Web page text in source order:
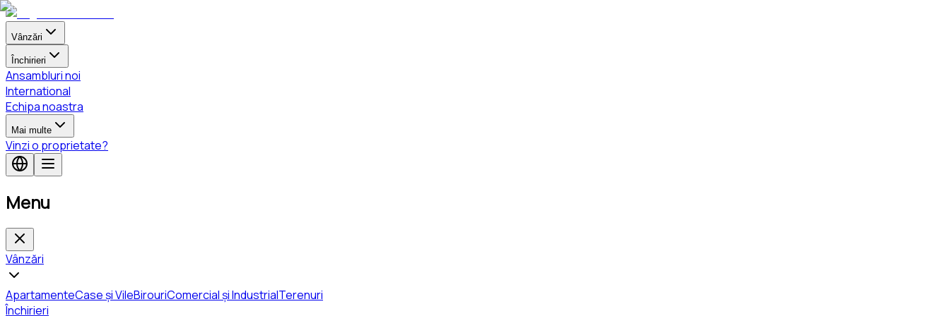
Vânzări
Închirieri
Ansambluri noi
International
Echipa noastra
Mai multe
Vinzi o proprietate?
Menu
Vânzări
ApartamenteCase și VileBirouriComercial și IndustrialTerenuri
Închirieri